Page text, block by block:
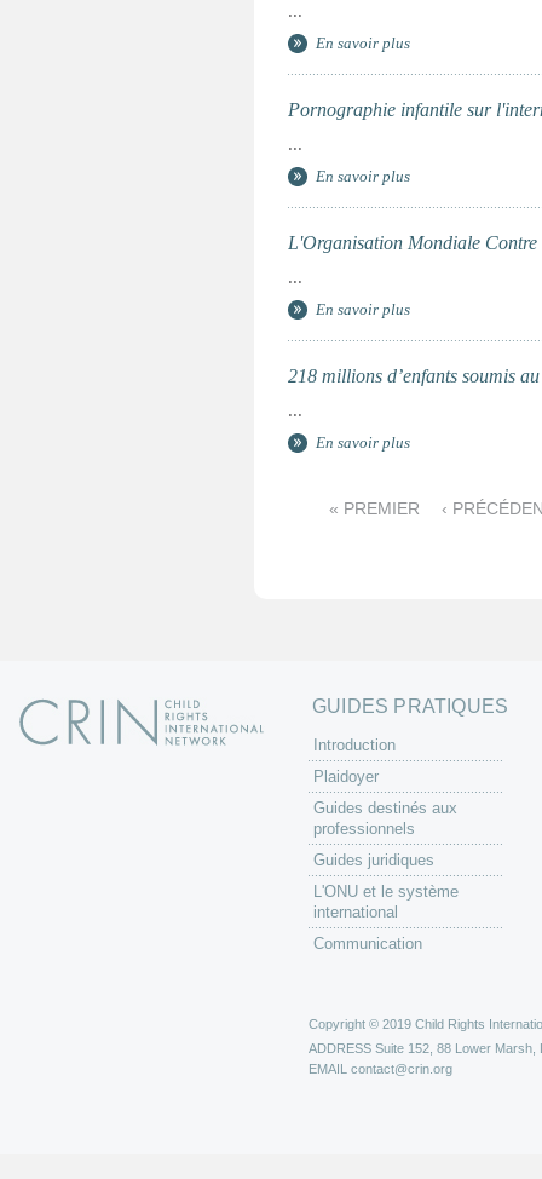
...
En savoir plus
Pornographie infantile sur
...
En savoir plus
L'Organisation Mondiale
...
En savoir plus
218 millions d’enfants soumis
...
En savoir plus
« PREMIER ‹
GUIDES PRATIQUES
Introduction
Plaidoyer
Guides destinés aux
professionnels
Guides juridiques
L'ONU et le système
international
Communication
Copyright © 2019 Child Rights
ADDRESS Suite 152, 88 Lower Marsh,
EMAIL contact@crin.org